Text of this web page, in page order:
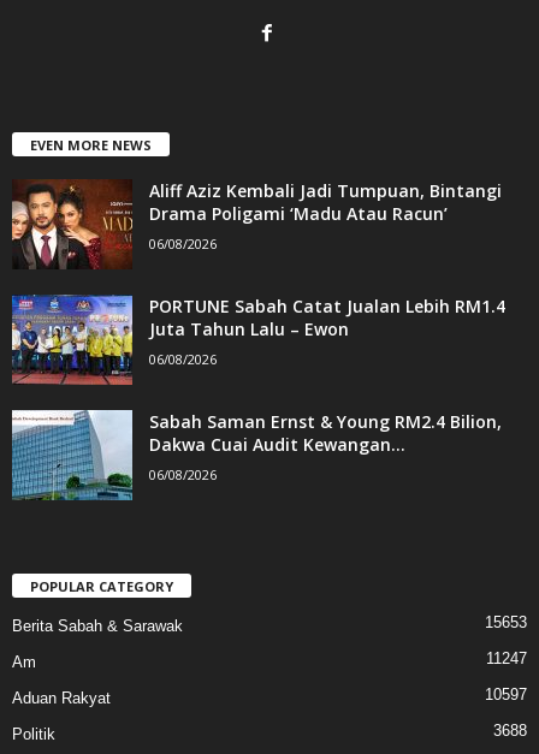
EVEN MORE NEWS
Aliff Aziz Kembali Jadi Tumpuan, Bintangi
Drama Poligami ‘Madu Atau Racun’
06/08/2026
PORTUNE Sabah Catat Jualan Lebih RM1.4
Juta Tahun Lalu – Ewon
06/08/2026
Sabah Saman Ernst & Young RM2.4 Bilion,
Dakwa Cuai Audit Kewangan...
06/08/2026
POPULAR CATEGORY
Berita Sabah & Sarawak 15653
Am 11247
Aduan Rakyat 10597
Politik 3688